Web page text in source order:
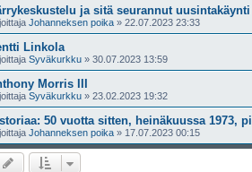
ja sitä seurannut
Johanneksen poika » 22.07.2023 23:33
Linkola
Syväkurkku » 30.07.2023 13:59
Morris III
Syväkurkku » 23.02.2023 19:32
50 vuotta sitten, heinäkuussa
Johanneksen poika » 17.07.2023 00:15